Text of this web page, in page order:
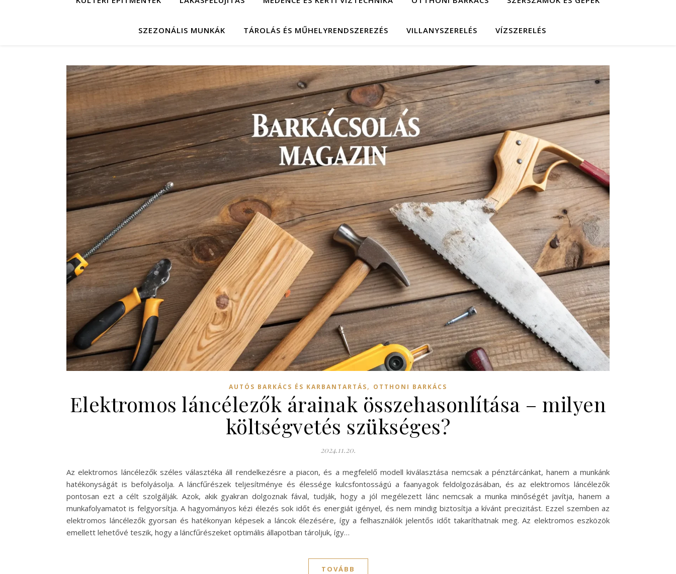
SZEZONÁLIS MUNKÁK TÁROLÁS ÉS MŰHELYRENDSZEREZÉS VILLANYSZERELÉS VÍZSZERELÉS
AUTÓS BARKÁCS ÉS KARBANTARTÁS, OTTHONI BARKÁCS
Elektromos láncélezők árainak összehasonlítása – milyen
költségvetés szükséges?
2024.11.20.
Az elektromos láncélezők széles választéka áll rendelkezésre a piacon, és a megfelelő modell kiválasztása nemcsak a pénztárcánkat, hanem a munkánk
hatékonyságát is befolyásolja. A láncfűrészek teljesítménye és élessége kulcsfontosságú a faanyagok feldolgozásában, és az elektromos láncélezők
pontosan ezt a célt szolgálják. Azok, akik gyakran dolgoznak fával, tudják, hogy a jól megélezett lánc nemcsak a munka minőségét javítja, hanem a
munkafolyamatot is felgyorsítja. A hagyományos kézi élezés sok időt és energiát igényel, és nem mindig biztosítja a kívánt precizitást. Ezzel szemben az
elektromos láncélezők gyorsan és hatékonyan képesek a láncok élezésére, így a felhasználók jelentős időt takaríthatnak meg. Az elektromos eszközök
emellett lehetővé teszik, hogy a láncfűrészeket optimális állapotban tároljuk, így…
TOVÁBB